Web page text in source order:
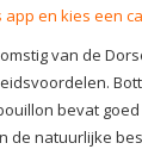
app en kies een
van de
bevat
de natuurlijke